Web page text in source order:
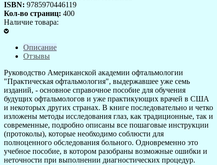
ISBN: 9785970446119
Кол-во страниц: 400
Наличие товара:
Описание
Отзывы
Руководство Американской академии офтальмологии
"Практическая офтальмология", выдержавшее уже семь
изданий, - основное справочное пособие для обучения
будущих офтальмологов и уже практикующих врачей в США
и некоторых других странах. В книге последовательно и четко
изложены методы исследования глаз, как традиционные, так и
современные, подробно описаны все пошаговые инструкции
(протоколы), которые необходимо соблюсти для
полноценного обследования больного. Одновременно это
учебное пособие, в котором разобраны возможные ошибки и
неточности при выполнении диагностических процедур.